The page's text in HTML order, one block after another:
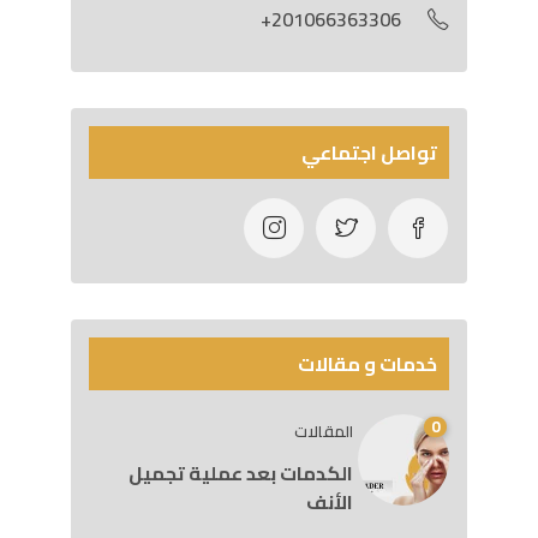
201066363306+
تواصل اجتماعي
خدمات و مقالات
0 المقالات
الكدمات بعد عملية تجميل
الأنف